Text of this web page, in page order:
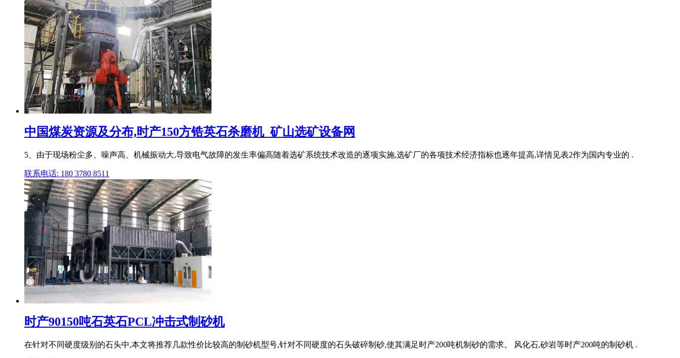
中国煤炭资源及分布,时产150方锆英石杀磨机_矿山选矿设备网
5、由于现场粉尘多、噪声高、机械振动大,导致电气故障的发生率偏高随着选矿系统技术改造的逐项实施,选矿厂的各项技术经济指标也逐年提高,详情见表2作为国内专业的 .
联系电话: 180 3780 8511
时产90150吨石英石PCL冲击式制砂机
在针对不同硬度级别的石头中,本文将推荐几款性价比较高的制砂机型号,针对不同硬度的石头破碎制砂,使其满足时产200吨机制砂的需求。 风化石,砂岩等时产200吨的制砂机 .